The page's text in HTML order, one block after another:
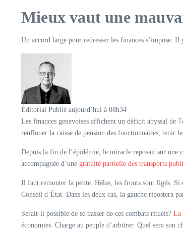
Mieux vaut une
Un accord large pour redresser les finances s’impose.
Éditorial Publié aujourd’hui à 08h34
Les finances genevoises affichent un déficit abyssal de
renflouer la caisse de pension des fonctionnaires, tenir
Depuis la fin de l’épidémie, le miracle reposait sur une
accompagnée d’une gratuité partielle des transports
Il faut remonter la pente. Hélas, les fronts sont figés. Si
Conseil d’État. Dans les deux cas, la gauche ripostera
Serait-il possible de se passer de ces combats rituels? La
économies. Charge au peuple d’arbitrer. Quel sera